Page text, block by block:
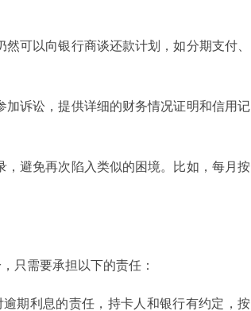
可以向银行商谈还款计划，如分期支付、
诉讼，提供详细的财务情况证明和信用记
避免再次陷入类似的困境。比如，每月按
只需要承担以下的责任：
期利息的责任，持卡人和银行有约定，按